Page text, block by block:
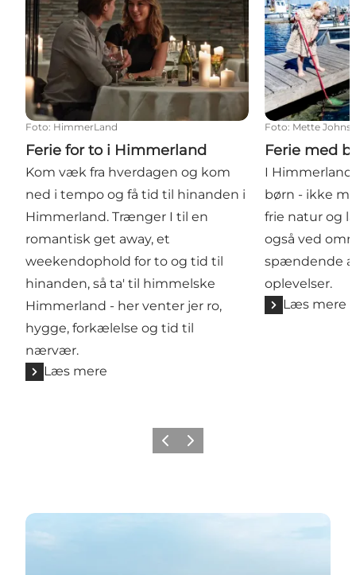
Foto: HimmerLand
Ferie for to i Himmerland
Kom væk fra hverdagen og kom
ned i tempo og få tid til hinanden i
Himmerland. Trænger I til en
romantisk get away, et
weekendophold for to og tid til
hinanden, så ta' til himmelske
Himmerland - her venter jer ro,
hygge, forkælelse og tid til
nærvær.
Læs mere
Foto: Mette
Ferie med
I Himmerland
børn - ikke
frie natur og
også ved
spændende
oplevelser.
Læs mere
Forrige billede
Næste billede
Læs mere her